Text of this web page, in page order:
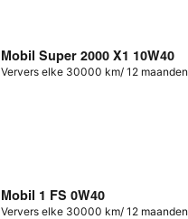
Mobil Super 2000 X1 10W40
Ververs elke 30000 km/ 12 maanden
Mobil 1 FS 0W40
Ververs elke 30000 km/ 12 maanden